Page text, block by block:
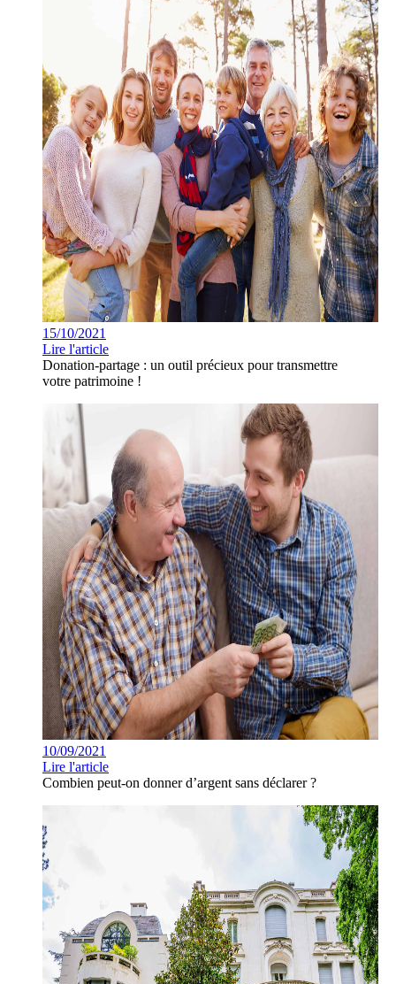
15/10/2021
Lire l'article
Donation-partage : un outil précieux pour transmettre
votre patrimoine !
10/09/2021
Lire l'article
Combien peut-on donner d’argent sans déclarer ?